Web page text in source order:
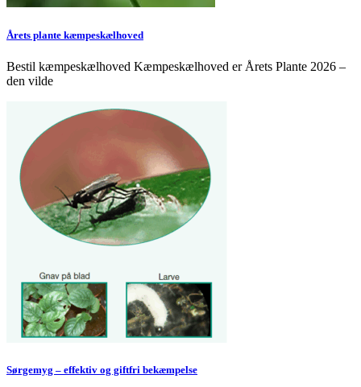
Årets plante kæmpeskælhoved
Bestil kæmpeskælhoved Kæmpeskælhoved er Årets Plante 2026 –
den vilde
Sørgemyg – effektiv og giftfri bekæmpelse